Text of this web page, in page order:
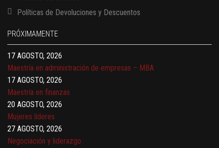
Políticas de Devoluciones y Descuentos
PRÓXIMAMENTE
Finanzas para no financieros
17 AGOSTO, 2026
17 AGOSTO, 2026
Maestría en administración de empresas – MBA
17 AGOSTO, 2026
Maestría en finanzas
20 AGOSTO, 2026
Mujeres líderes
27 AGOSTO, 2026
Negociación y liderazgo